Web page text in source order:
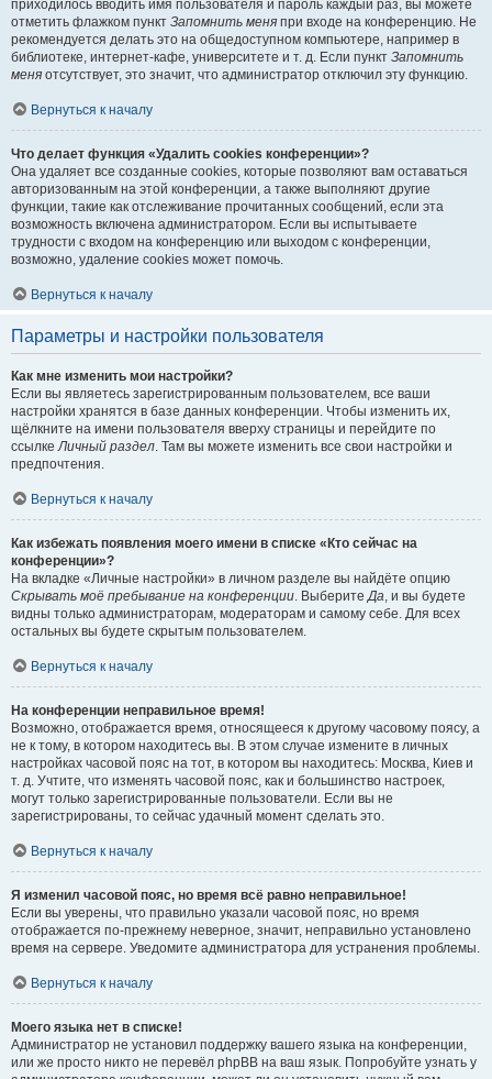
приходилось вводить имя пользователя и пароль каждый раз, вы можете
отметить флажком пункт Запомнить меня при входе на конференцию. Не
рекомендуется делать это на общедоступном компьютере, например в
библиотеке, интернет-кафе, университете и т. д. Если пункт Запомнить
меня отсутствует, это значит, что администратор отключил эту функцию.
Вернуться к началу
Что делает функция «Удалить cookies конференции»?
Она удаляет все созданные cookies, которые позволяют вам оставаться
авторизованным на этой конференции, а также выполняют другие
функции, такие как отслеживание прочитанных сообщений, если эта
возможность включена администратором. Если вы испытываете
трудности с входом на конференцию или выходом с конференции,
возможно, удаление cookies может помочь.
Вернуться к началу
Параметры и настройки пользователя
Как мне изменить мои настройки?
Если вы являетесь зарегистрированным пользователем, все ваши
настройки хранятся в базе данных конференции. Чтобы изменить их,
щёлкните на имени пользователя вверху страницы и перейдите по
ссылкеЛичный раздел. Там вы можете изменить все свои настройки и
предпочтения.
Вернуться к началу
Как избежать появления моего имени в списке «Кто сейчас на
конференции»?
На вкладке «Личные настройки» в личном разделе вы найдёте опцию
Скрывать моё пребывание на конференции. ВыберитеДа, и вы будете
видны только администраторам, модераторам и самому себе. Для всех
остальных вы будете скрытым пользователем.
Вернуться к началу
На конференции неправильное время!
Возможно, отображается время, относящееся к другому часовому поясу, а
не к тому, в котором находитесь вы. В этом случае измените в личных
настройках часовой пояс на тот, в котором вы находитесь: Москва, Киев и
т. д. Учтите, что изменять часовой пояс, как и большинство настроек,
могут только зарегистрированные пользователи. Если вы не
зарегистрированы, то сейчас удачный момент сделать это.
Вернуться к началу
Я изменил часовой пояс, но время всё равно неправильное!
Если вы уверены, что правильно указали часовой пояс, но время
отображается по-прежнему неверное, значит, неправильно установлено
время на сервере. Уведомите администратора для устранения проблемы.
Вернуться к началу
Моего языка нет в списке!
Администратор не установил поддержку вашего языка на конференции,
или же просто никто не перевёл phpBB на ваш язык. Попробуйте узнать у